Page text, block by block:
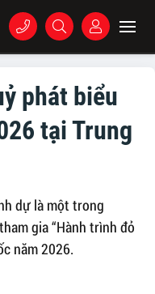
phát biểu
tại Trung
dự là một trong
gia “Hành trình đỏ
năm 2026.